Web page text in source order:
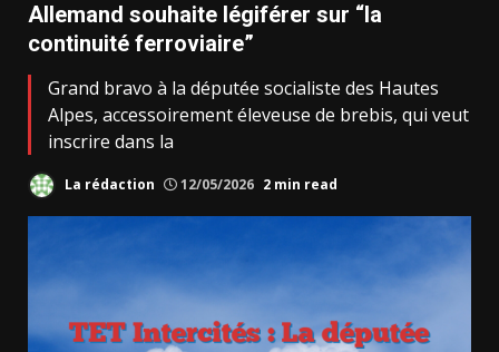
Allemand souhaite légiférer sur “la
continuité ferroviaire”
Grand bravo à la députée socialiste des Hautes
Alpes, accessoirement éleveuse de brebis, qui veut
inscrire dans la
La rédaction 12/05/2026 2 min read